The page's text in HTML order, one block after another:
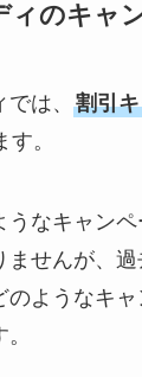
ィのキャ
は、 割引
。
うなキャン
ませんが、
のようなキ